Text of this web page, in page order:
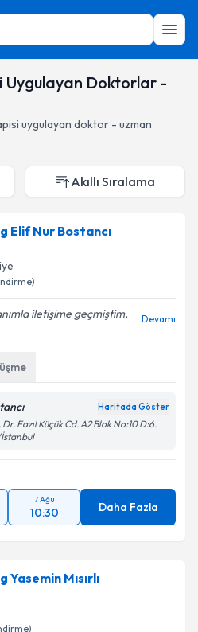
Doktorlar -
uygulayan doktor - uzman
Akıllı Sıralama
Elif Nur Bostancı
iletişime geçmiştim,
Devamı
Haritada Göster
Fazıl Küçük Cd. A2 Blok No:10 D:6.
7 Ağu
10:30 Daha Fazla
Mısırlı